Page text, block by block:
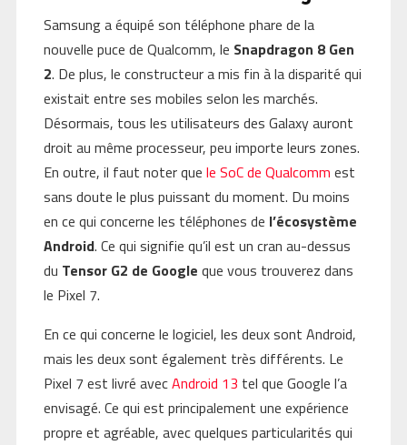
Samsung a équipé son téléphone phare de la
nouvelle puce de Qualcomm, le Snapdragon 8 Gen
2. De plus, le constructeur a mis fin à la disparité qui
existait entre ses mobiles selon les marchés.
Désormais, tous les utilisateurs des Galaxy auront
droit au même processeur, peu importe leurs zones.
En outre, il faut noter que le SoC de Qualcomm est
sans doute le plus puissant du moment. Du moins
en ce qui concerne les téléphones de l’écosystème
Android. Ce qui signifie qu’il est un cran au-dessus
du Tensor G2 de Google que vous trouverez dans
le Pixel 7.
En ce qui concerne le logiciel, les deux sont Android,
mais les deux sont également très différents. Le
Pixel 7 est livré avecAndroid 13 tel que Google l’a
envisagé. Ce qui est principalement une expérience
propre et agréable, avec quelques particularités qui